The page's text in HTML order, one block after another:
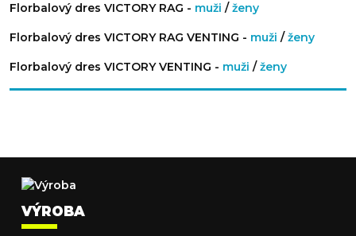
Florbalový dres VICTORY RAG - muži /ženy
Florbalový dres VICTORY RAG VENTING - muži /ženy
Florbalový dres VICTORY VENTING - muži /ženy
VÝROBA